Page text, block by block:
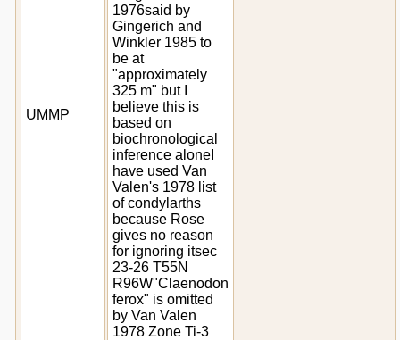
UMMP
1976said by
Gingerich and
Winkler 1985 to
be at
"approximately
325 m" but I
believe this is
based on
biochronological
inference aloneI
have used Van
Valen's 1978 list
of condylarths
because Rose
gives no reason
for ignoring itsec
23-26 T55N
R96W"Claenodon
ferox" is omitted
by Van Valen
1978 Zone Ti-3